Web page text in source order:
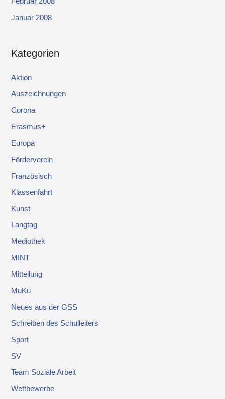
Januar 2008
Kategorien
Aktion
Auszeichnungen
Corona
Erasmus+
Europa
Förderverein
Französisch
Klassenfahrt
Kunst
Langtag
Mediothek
MINT
Mitteilung
MuKu
Neues aus der GSS
Schreiben des Schulleiters
Sport
SV
Team Soziale Arbeit
Wettbewerbe